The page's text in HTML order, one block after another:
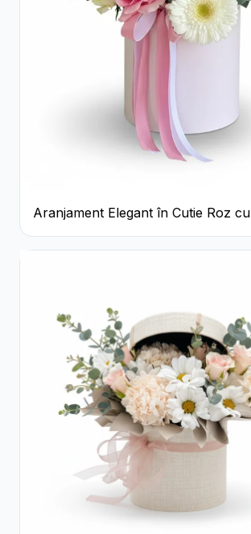
Aranjament Elegant în Cutie Roz cu
Trandafiri și Gerbera